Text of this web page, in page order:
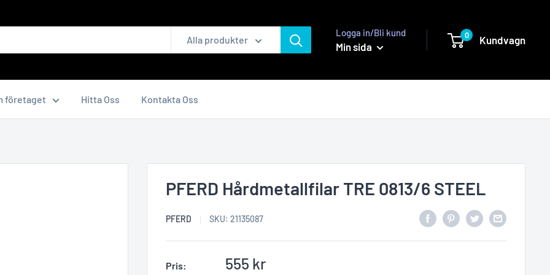
Alla produkter
Logga in/Bli kund
Min sida
0 Kundvagn
företaget Hitta Oss Kontakta Oss
PFERD Hårdmetallfilar TRE 0813/6 STEEL
PFERD SKU: 21135087
Pris: Reapris
555 kr